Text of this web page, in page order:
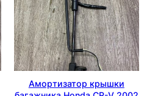
Амортизатор крышки